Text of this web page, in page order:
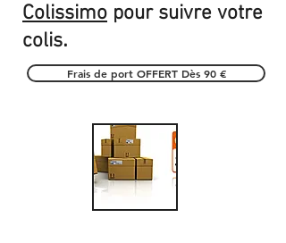
Colissimo pour suivre votre
colis.
Frais de port OFFERT Dès 90 €